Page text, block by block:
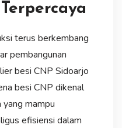
terus berkembang
pembangunan
besi CNP Sidoarjo
besi CNP dikenal
mampu
efisiensi dalam